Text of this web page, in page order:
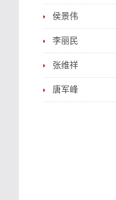
侯景伟
李丽民
张维祥
唐军峰